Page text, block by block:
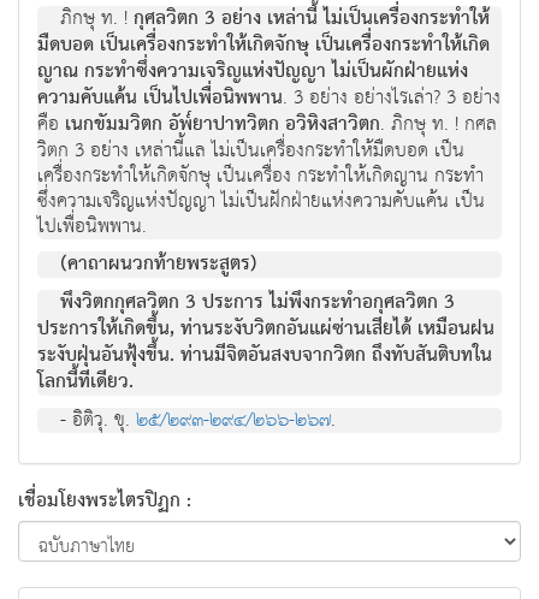
ภิกษุ ท. !กุศลวิตก 3 อย่าง เหล่านี้ ไม่เป็นเครื่องกระทําให้
มืดบอด เป็นเครื่องกระทําให้เกิดจักษุ เป็นเครื่องกระทําให้เกิด
ญาณ กระทำซึ่งความเจริญแห่งปัญญา ไม่เป็นผักฝ่ายแห่ง
ความคับแค้น เป็นไปเพื่อนิพพาน. 3 อย่าง อย่างไรเล่า? 3 อย่าง
คือ เนกขัมมวิตก อัพ๎ยาปาทวิตก อวิหิงสาวิตก. ภิกษุ ท. ! กศล
วิตก 3 อย่าง เหล่านี้แล ไม่เป็นเครื่องกระทําให้มืดบอด เป็น
เครื่องกระทำให้เกิดจักษุ เป็นเครื่อง กระทําให้เกิดญาน กระทำ
ซึ่งความเจริญแห่งปัญญา ไม่เป็นฝักฝ่ายแห่งความคับแค้น เป็น
ไปเพื่อนิพพาน.
(คาถาผนวกท้ายพระสูตร)
พึงวิตกกุศลวิตก 3 ประการ ไม่พึงกระทำอกุศลวิตก 3
ประการให้เกิดขึ้น, ท่านระงับวิตกอันแผ่ซ่านเสียได้ เหมือนฝน
ระงับฝุ่นอันฟุ้งขึ้น. ท่านมีจิตอันสงบจากวิตก ถึงทับสันติบทใน
โลกนี้ทีเดียว.
- อิติวุ. ขุ.๒๕/๒๙๓-๒๙๔/๒๖๖-๒๖๗.
เชื่อมโยงพระไตรปิฏก :